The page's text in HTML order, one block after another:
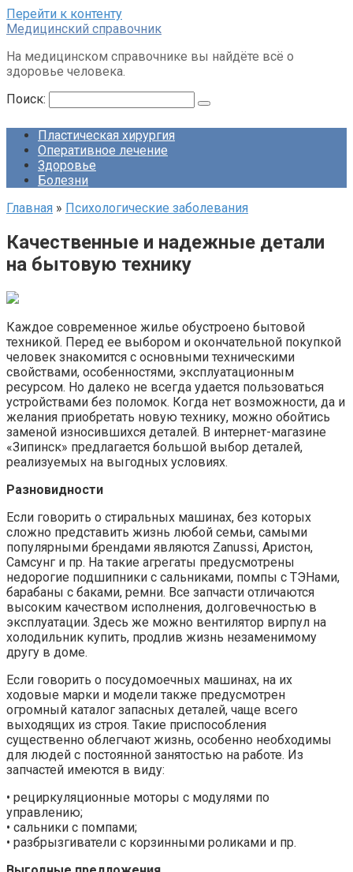
Перейти к контенту
Медицинский справочник
На медицинском справочнике вы найдёте всё о
здоровье человека.
Поиск:
Пластическая хирургия
Оперативное лечение
Здоровье
Болезни
Главная » Психологические заболевания
Качественные и надежные детали
на бытовую технику
Каждое современное жилье обустроено бытовой
техникой. Перед ее выбором и окончательной покупкой
человек знакомится с основными техническими
свойствами, особенностями, эксплуатационным
ресурсом. Но далеко не всегда удается пользоваться
устройствами без поломок. Когда нет возможности, да и
желания приобретать новую технику, можно обойтись
заменой износившихся деталей. В интернет-магазине
«Зипинск» предлагается большой выбор деталей,
реализуемых на выгодных условиях.
Разновидности
Если говорить о стиральных машинах, без которых
сложно представить жизнь любой семьи, самыми
популярными брендами являются Zanussi, Аристон,
Самсунг и пр. На такие агрегаты предусмотрены
недорогие подшипники с сальниками, помпы с ТЭНами,
барабаны с баками, ремни. Все запчасти отличаются
высоким качеством исполнения, долговечностью в
эксплуатации. Здесь же можно вентилятор вирпул на
холодильник купить, продлив жизнь незаменимому
другу в доме.
Если говорить о посудомоечных машинах, на их
ходовые марки и модели также предусмотрен
огромный каталог запасных деталей, чаще всего
выходящих из строя. Такие приспособления
существенно облегчают жизнь, особенно необходимы
для людей с постоянной занятостью на работе. Из
запчастей имеются в виду:
• рециркуляционные моторы с модулями по
управлению;
• сальники с помпами;
• разбрызгиватели с корзинными роликами и пр.